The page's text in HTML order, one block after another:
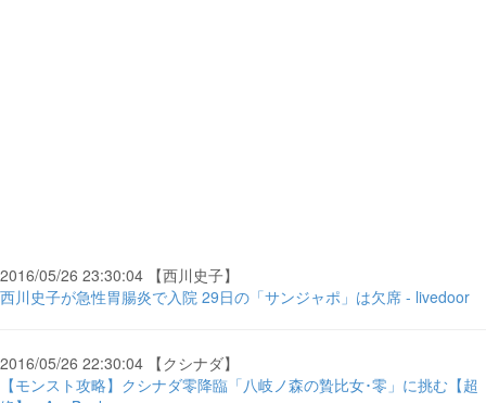
2016/05/26 23:30:04 【西川史子】
西川史子が急性胃腸炎で入院 29日の「サンジャポ」は欠席 - livedoor
2016/05/26 22:30:04 【クシナダ】
【モンスト攻略】クシナダ零降臨「八岐ノ森の贄比女･零」に挑む【超